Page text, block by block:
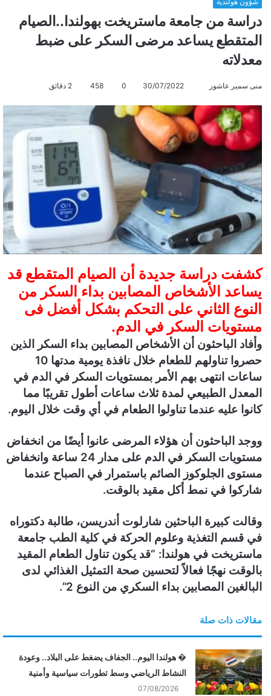
دراسة من جامعة ماستريخت بهولندا..الصيام
المتقطع يساعد مرضى السكر على ضبط
معدلاته
منى سمير عاشور
س
ل
ي
إ
ل
ك
ر
ي
ا
30/07/2022
0
458
كشفت دراسة جديدة أن الصيام المتقطع قد
يساعد الأشخاص المصابين بداء السكر من
النوع الثاني على التحكم بشكل أفضل فى
مستويات السكر في الدم.
وأفاد الباحثون أن الأشخاص المصابين بداء السكر الذين
حصروا تناولهم للطعام خلال نافذة يومية مدتها 10
ساعات انتهى بهم الأمر بمستويات السكر في الدم في
المعدل الطبيعي لمدة ثلاث ساعات أطول تقريبًا مما
كانوا عليه عندما تناولوا الطعام في أي وقت خلال اليوم.
ووجد الباحثون أن هؤلاء المرضى عانوا أيضًا من انخفاض
مستويات السكر في الدم على مدار 24 ساعة وانخفاض
مستوى الجلوكوز الصائم باستمرار في الصباح عندما
شاركوا في نمط أكل مقيد بالوقت.
وقالت كبيرة الباحثين شارلوت أندريسن، طالبة دكتوراه
في قسم التغذية وعلوم الحركة في كلية الطب جامعة
ماستريخت في هولندا: “قد يكون تناول الطعام المقيد
بالوقت نهجًا فعالاً لتحسين صحة التمثيل الغذائي لدى
البالغين المصابين بداء السكري من النوع 2”.
مقالات ذات صلة
� هولندا اليوم.. الجفاف يضغط على البلاد.. وعودة
النشاط الرياضي وسط تطورات سياسية وأمنية
07/08/2026